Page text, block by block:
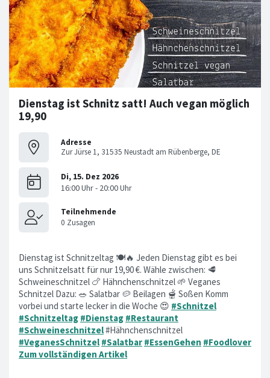
Dienstag ist Schnitz satt! Auch vegan möglich
19,90
Adresse
Zur Jürse 1, 31535 Neustadt am Rübenberge, DE
Dienstag ist Schnitzeltag 🍽️🔥 Jeden Dienstag gibt es bei
uns Schnitzelsatt für nur 19,90 €. Wähle zwischen: 🥩
Schweineschnitzel 🍗 Hähnchenschnitzel 🌱 Veganes
Schnitzel Dazu: 🥗 Salatbar 🥔 Beilagen 🫕 Soßen Komm
vorbei und starte lecker in die Woche 😍 #Schnitzel
#Schnitzeltag #Dienstag #Restaurant
#Schweineschnitzel#Hähnchenschnitzel
#VeganesSchnitzel #Salatbar #EssenGehen #Foodlover
Zum vollständigen Artikel